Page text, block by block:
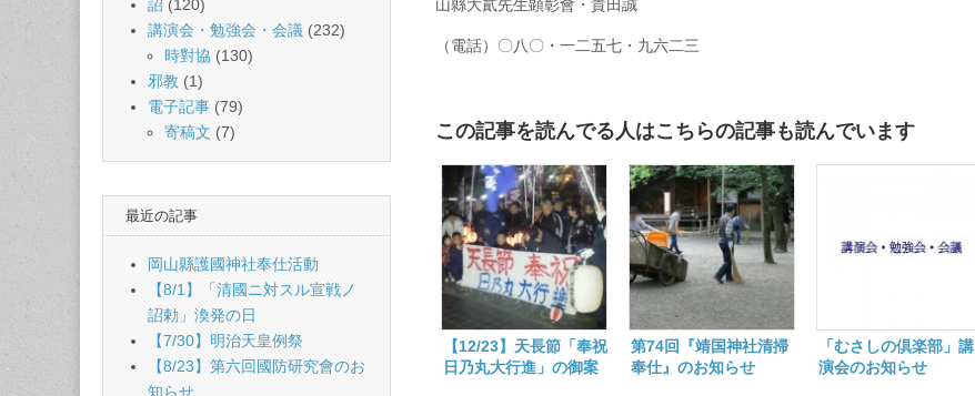
山縣大貳先生顕彰會・貴田誠
（電話）〇八〇・一二五七・九六二三
この記事を読んでる人はこちらの記事も読んでいます
【12/23】天長節「奉祝
日乃丸大行進」の御案
第74回『靖国神社清掃
奉仕』のお知らせ
「むさしの倶楽部」講
演会のお知らせ
詔 (120)
講演会・勉強会・会議 (232)
時對協 (130)
邪教 (1)
電子記事 (79)
寄稿文 (7)
最近の記事
岡山縣護國神社奉仕活動
【8/1】「清國ニ対スル宣戦ノ
詔勅」渙発の日
【7/30】明治天皇例祭
【8/23】第六回國防研究會のお
知らせ